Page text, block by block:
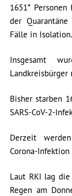
1651*
der
Fälle in Isolation.
Insgesamt
Bisher starben
SARS-CoV-2-
Derzeit
Corona-
Laut RKI lag die
Regen am